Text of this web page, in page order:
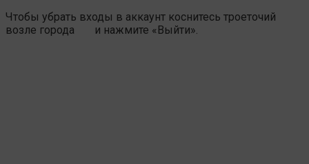
Чтобы убрать входы в аккаунт коснитесь троеточий
возле города
и нажмите «Выйти».